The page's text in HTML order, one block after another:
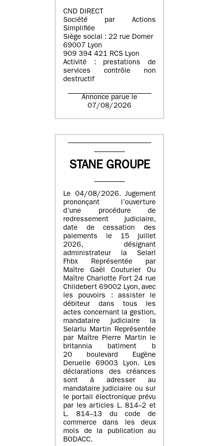
CND DIRECT
Société par Actions
Simplifiée
Siège social : 22 rue Domer
69007 Lyon
909 394 421 RCS Lyon
Activité : prestations de
services contrôle non
destructif
Annonce parue le
07/08/2026
STANE GROUPE
Le 04/08/2026. Jugement
prononçant l’ouverture
d’une procédure de
redressement judiciaire,
date de cessation des
paiements le 15 juillet
2026, désignant
administrateur la Selarl
Fhbx Représentée par
Maître Gaël Couturier Ou
Maître Charlotte Fort 24 rue
Childebert 69002 Lyon, avec
les pouvoirs : assister le
débiteur dans tous les
actes concernant la gestion,
mandataire judiciaire la
Selarlu Martin Représentée
par Maître Pierre Martin le
britannia batiment b
20 boulevard Eugène
Deruelle 69003 Lyon. Les
déclarations des créances
sont à adresser au
mandataire judiciaire ou sur
le portail électronique prévu
par les articles L. 814–2 et
L. 814–13 du code de
commerce dans les deux
mois de la publication au
BODACC.